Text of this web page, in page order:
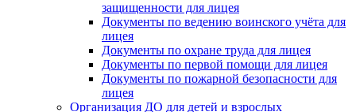
защищенности для лицея
Документы по ведению воинского учёта для
лицея
Документы по охране труда для лицея
Документы по первой помощи для лицея
Документы по пожарной безопасности для
лицея
Организация ДО для детей и взрослых